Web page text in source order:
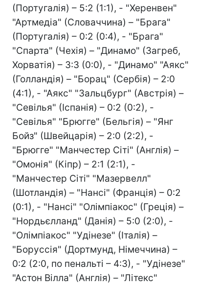
(Португалія) – 5:2 (1:1), - "Херенвен"
"Артмедіа" (Словаччина) – "Брага"
(Португалія) – 0:2 (0:4), - "Брага"
"Спарта" (Чехія) – "Динамо" (Загреб,
Хорватія) – 3:3 (0:0), - "Динамо" "Аякс"
(Голландія) – "Борац" (Сербія) – 2:0
(4:1), - "Аякс" "Зальцбург" (Австрія) –
"Севілья" (Іспанія) – 0:2 (0:2), -
"Севілья" "Брюгге" (Бельгія) – "Янг
Бойз" (Швейцарія) – 2:0 (2:2), -
"Брюгге" "Манчестер Сіті" (Англія) –
"Омонія" (Кіпр) – 2:1 (2:1), -
"Манчестер Сіті" "Мазервелл"
(Шотландія) – "Нансі" (Франція) – 0:2
(0:1), - "Нансі" "Олімпіакос" (Греція) –
"Нордьєлланд" (Данія) – 5:0 (2:0), -
"Олімпіакос" "Удінезе" (Італія) –
"Боруссія" (Дортмунд, Німеччина) –
0:2 (2:0, по пенальті – 4:3), - "Удінезе"
"Астон Вілла" (Англія) – "Літекс"